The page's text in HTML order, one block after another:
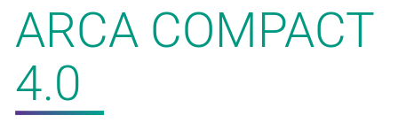
ARCA COMPACT
4.0